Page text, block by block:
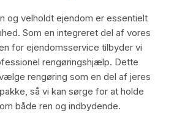
og velholdt ejendom er essentielt
Som en integreret del af vores
for ejendomsservice tilbyder vi
rengøringshjælp. Dette
rengøring som en del af jeres
så vi kan sørge for at holde
både ren og indbydende.